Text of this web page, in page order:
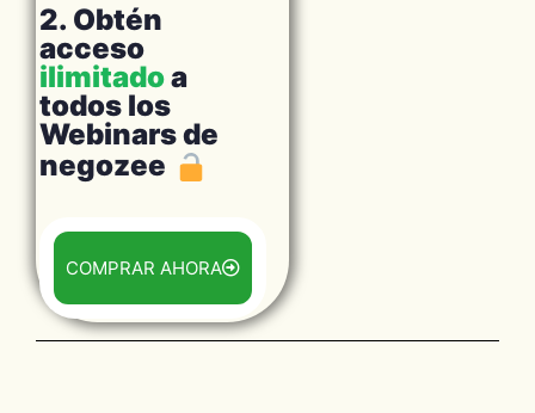
2. Obtén
acceso
ilimitadoa
todos los
Webinars de
negozee
COMPRAR AHORA